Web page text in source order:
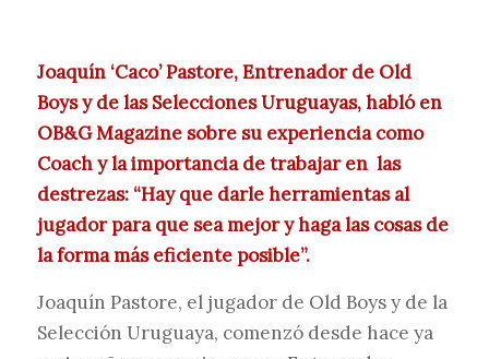
Joaquín ‘Caco’ Pastore, Entrenador de Old
Boys y de las Selecciones Uruguayas, habló en
OB&G Magazine sobre su experiencia como
Coach y la importancia de trabajar en las
destrezas: “Hay que darle herramientas al
jugador para que sea mejor y haga las cosas de
la forma más eficiente posible”.
Joaquín Pastore, el jugador de Old Boys y de la
Selección Uruguaya, comenzó desde hace ya